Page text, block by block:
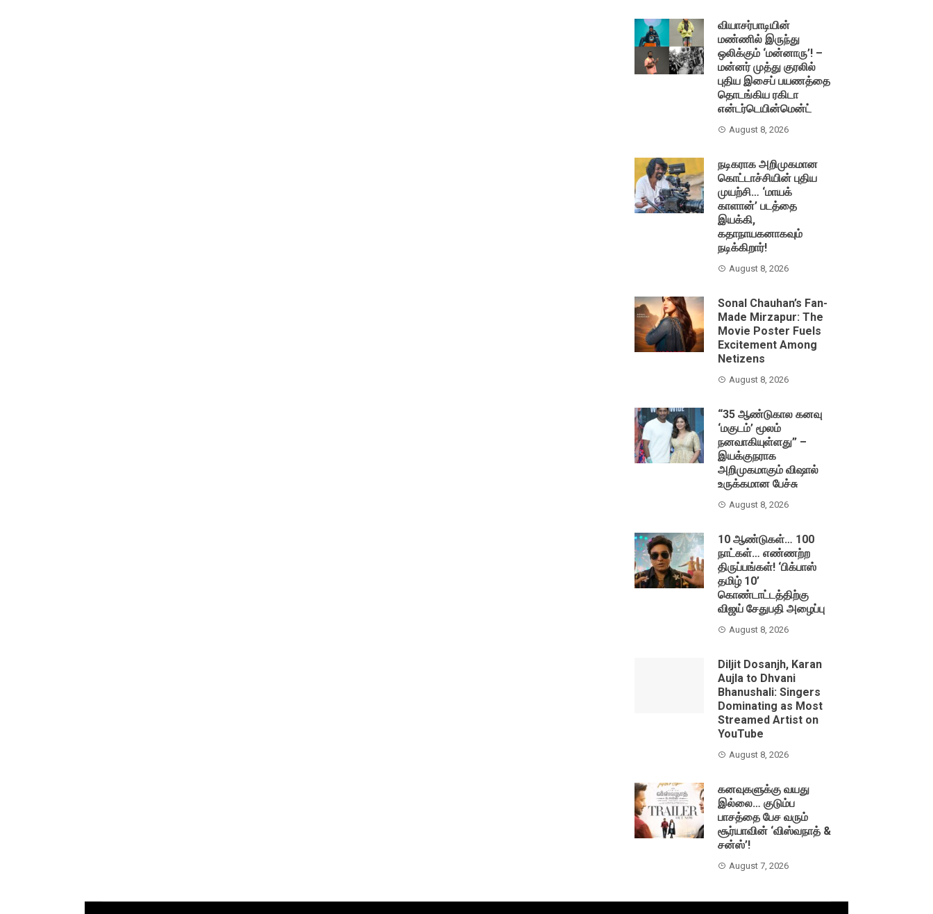
வியாசர்பாடியின்
மண்ணில் இருந்து
ஒலிக்கும் ‘மன்னாரு’! –
மன்னர் முத்து குரலில்
புதிய இசைப் பயணத்தை
தொடங்கிய ரகிடா
என்டர்டெயின்மென்ட்
August 8, 2026
நடிகராக அறிமுகமான
கொட்டாச்சியின் புதிய
முயற்சி… ‘மாயக்
காளான்’ படத்தை
இயக்கி,
கதாநாயகனாகவும்
நடிக்கிறார்!
August 8, 2026
Sonal Chauhan’s Fan-
Made Mirzapur: The
Movie Poster Fuels
Excitement Among
Netizens
August 8, 2026
“35 ஆண்டுகால கனவு
‘மகுடம்’ மூலம்
நனவாகியுள்ளது” –
இயக்குநராக
அறிமுகமாகும் விஷால்
உருக்கமான பேச்சு
August 8, 2026
10 ஆண்டுகள்… 100
நாட்கள்… எண்ணற்ற
திருப்பங்கள்! ‘பிக்பாஸ்
தமிழ் 10’
கொண்டாட்டத்திற்கு
விஜய் சேதுபதி அழைப்பு
August 8, 2026
Diljit Dosanjh, Karan
Aujla to Dhvani
Bhanushali: Singers
Dominating as Most
Streamed Artist on
YouTube
August 8, 2026
கனவுகளுக்கு வயது
இல்லை… குடும்ப
பாசத்தை பேச வரும்
சூர்யாவின் ‘விஸ்வநாத் &
சன்ஸ்’!
August 7, 2026